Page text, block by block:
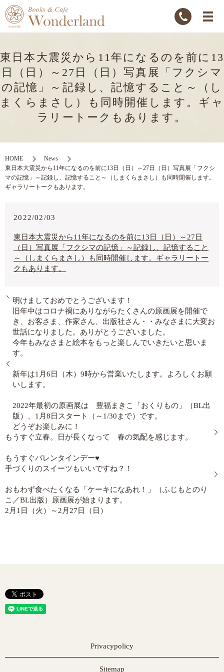
東日本大震災から11年になるのを前に13
日（日）～27日（日）写真展「フクシマ
の記憶」～記録し、記憶すること～（し
まくらまさし）も同時開催します。ギャ
ラリートークもあります。
HOME
News
東日本大震災から11年になるのを前に13日（日）～27日（日）写真展「フクシ
マの記憶」～記録し、記憶すること～（しまくらまさし）も同時開催します。
ギャラリートークもあります。
2022/02/03
東日本大震災から11年になるのを前に13日（日）～27日
（日）写真展「フクシマの記憶」～記録し、記憶すること
～（しまくらまさし）も同時開催します。ギャラリートー
クもあります。
明けましておめでとうございます！
旧年中はコロナ禍にありながらたくさんの原画展を開催で
き、お客さま、作家さん、出版社さん・・みなさまに大変お
世話になりました。ありがとうございました。
今年もみなさまと絵本をもっと楽しんでいきたいと思いま
す。
新年は1月6日（木）9時から営業いたします。よろしくお願
いします。
2022年最初の原画展は 豊福まきこ「おくりもの」（BL出
版）、1月8日スタート（～1/30まで）です。
どうぞお楽しみに！
もうすぐ立春。日が長くなって 春の気配を感じます。
もうすぐバレンタインデー♥
手づくりのスイーツもいいですね？！
おもわず食べたくなる「ケーキになあれ！」（ふじもとのり
こ／BL出版）原画展が始まります。
2月1日（火）～2月27日（日）
Privacypolicy
Sitemap